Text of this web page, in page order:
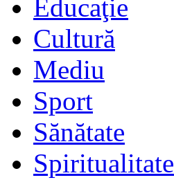
Educaţie
Cultură
Mediu
Sport
Sănătate
Spiritualitate